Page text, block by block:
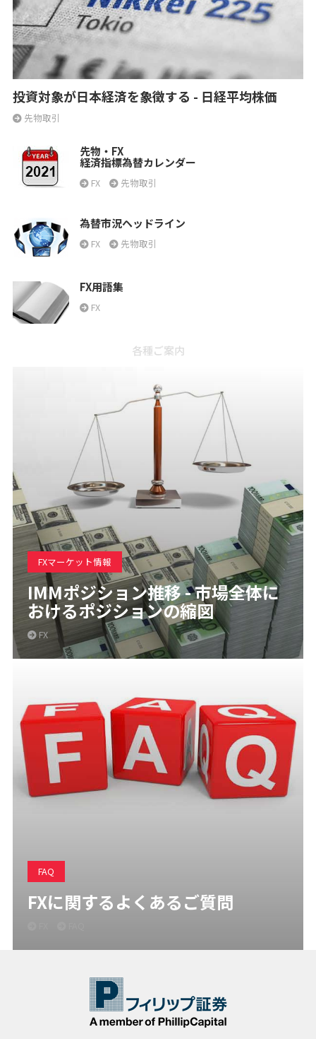
投資対象が日本経済を象徴する - 日経平均株価
先物取引
先物・FX
経済指標為替カレンダー
FX 先物取引
為替市況ヘッドライン
FX 先物取引
FX用語集
FX
各種ご案内
FXマーケット情報
IMMポジション推移 - 市場全体に
おけるポジションの縮図
FX
FAQ
FXに関するよくあるご質問